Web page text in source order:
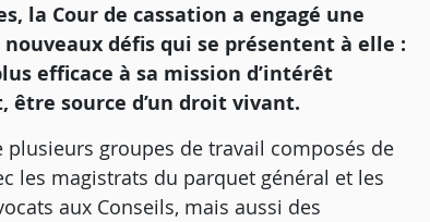
la Cour de cassation a engagé une
défis qui se présentent à elle :
efficace à sa mission d’intérêt
être source d’un droit vivant.
groupes de travail composés de
les magistrats du parquet général et les
aux Conseils, mais aussi des